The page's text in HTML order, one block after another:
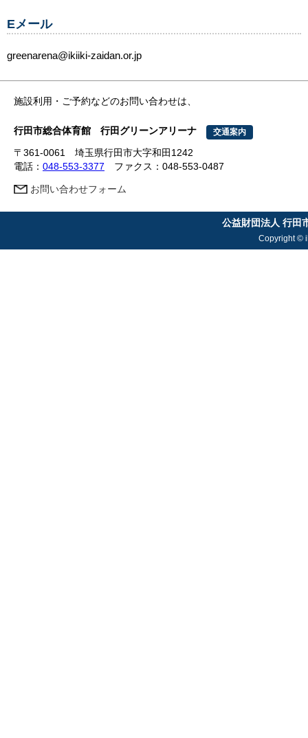
Eメール
greenarena@ikiiki-zaidan.or.jp
施設利用・ご予約などのお問い合わせは、
行田市総合体育館 行田グリーンアリーナ 交通案内
〒361-0061 埼玉県行田市大字和田1242
電話： 048-553-3377 ファクス：048-553-0487
お問い合わせフォーム
公益財団法人 行田
Copyright ©